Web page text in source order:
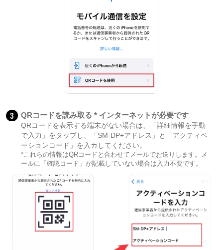
3 QRコードを読み取る * インターネットが必要です
QRコードを表示する端末がない場合は、「詳細情報を手動
で入力」をタップし、「SM-DP+アドレス」と「アクティベ
ーションコード」を入カしてください。
*これらの情報はQRコードと合わせてメールでお送りします。メ
ールに「確認コード」が記載していない場合は入力不要です。